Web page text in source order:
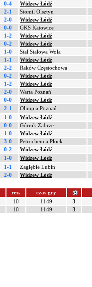
0-4 Widzew Łódź
2-1 Stomil Olsztyn
2-0 Widzew Łódź
0-0 GKS Katowice
1-2 Widzew Łódź
0-2 Widzew Łódź
1-0 Stal Stalowa Wola
1-1 Widzew Łódź
2-2 Raków Częstochowa
0-2 Widzew Łódź
1-2 Widzew Łódź
2-0 Warta Poznań
0-0 Widzew Łódź
2-1 Olimpia Poznań
1-0 Widzew Łódź
0-0 Górnik Zabrze
1-0 Widzew Łódź
3-0 Petrochemia Płock
0-2 Widzew Łódź
1-0 Widzew Łódź
1-1 Zagłębie Lubin
2-0 Widzew Łódź
rez. czas gry
10 1149 3
10 1149 3